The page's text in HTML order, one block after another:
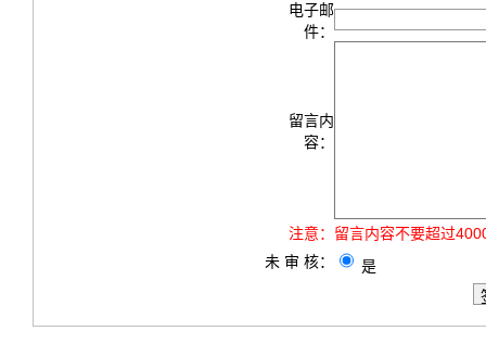
电子邮
件：
留言内
容：
注意： 留言内容不要超过
未 审 核：
是